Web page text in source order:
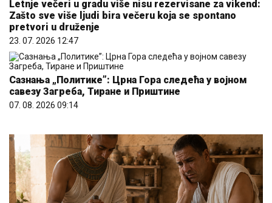
23. 07. 2026 12:47
савезу Загреба, Тиране и Приштине
07. 08. 2026 09:14